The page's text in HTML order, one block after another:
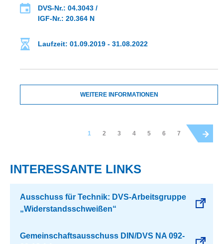
DVS-Nr.: 04.3043 /
IGF-Nr.: 20.364 N
Laufzeit: 01.09.2019 - 31.08.2022
WEITERE INFORMATIONEN
1 2 3 4 5 6 7
INTERESSANTE LINKS
Ausschuss für Technik: DVS-Arbeitsgruppe
„Widerstandsschweißen“
Gemeinschaftsausschuss DIN/DVS NA 092-